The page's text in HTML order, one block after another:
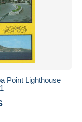
Point Lighthouse